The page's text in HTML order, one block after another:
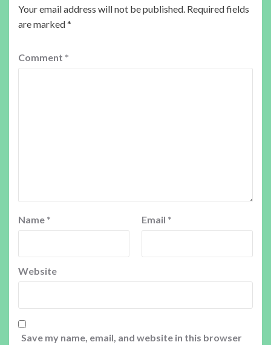
Your email address will not be published. Required fields
are marked*
Comment *
Name * Email *
Website
Save my name, email, and website in this browser